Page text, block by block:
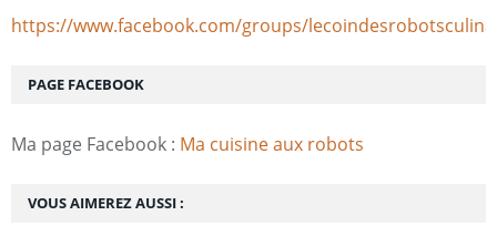
VOUS AIMEREZ AUSSI :
PAGE FACEBOOK
Ma page Facebook : Ma cuisine aux robots
https://www.facebook.com/groups/